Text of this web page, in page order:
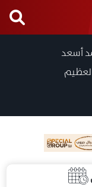
أسعد